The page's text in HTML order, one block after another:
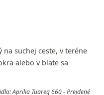
suchej ceste, v teréne
alebo v blate sa
Aprilia Tuareg 660 - Prejdené